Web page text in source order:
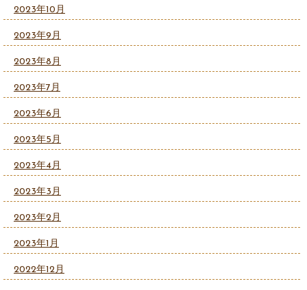
2023年10月
2023年9月
2023年8月
2023年7月
2023年6月
2023年5月
2023年4月
2023年3月
2023年2月
2023年1月
2022年12月